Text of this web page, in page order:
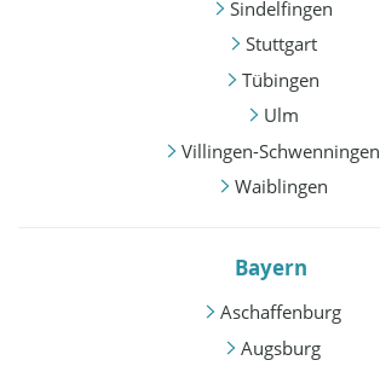
Sindelfingen
Stuttgart
Tübingen
Ulm
Villingen-Schwenningen
Waiblingen
Bayern
Aschaffenburg
Augsburg